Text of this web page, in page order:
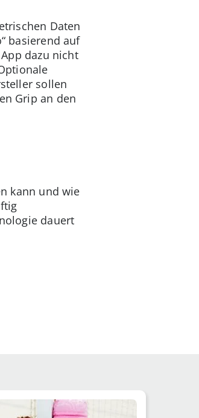
Daten
basierend auf
dazu nicht
sollen
Grip an den
kann und wie
dauert